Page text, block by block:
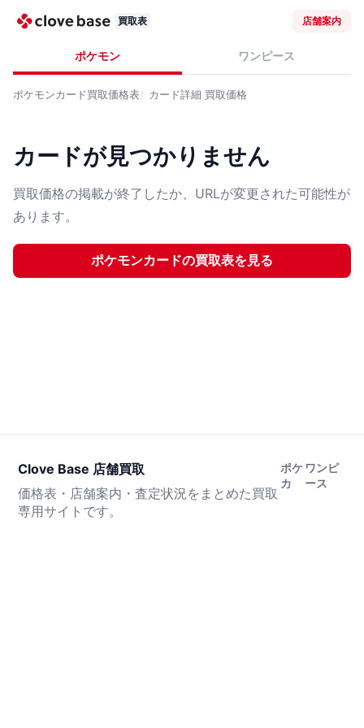
買取表 店舗案内
ポケモン ワンピース
ポケモンカード買取価格表 カード詳細 買取価格
カードが見つかりません
買取価格の掲載が終了したか、URLが変更された可能性が
あります。
ポケモンカードの買取表を見る
Clove Base 店舗買取
価格表・店舗案内・査定状況をまとめた買取
専用サイトです。
ポケ
カ
ワンピ
ース